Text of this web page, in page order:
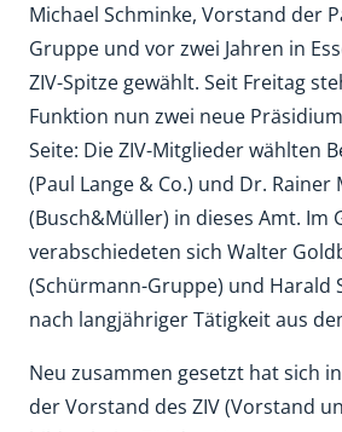
Michael Schminke, Vorstand der
Gruppe und vor zwei Jahren in
ZIV-Spitze gewählt. Seit Freitag
Funktion nun zwei neue
Seite: Die ZIV-Mitglieder wählten
(Paul Lange & Co.) und Dr. Rainer
(Busch&Müller) in dieses Amt. Im
verabschiedeten sich Walter
(Schürmann-Gruppe) und Harald
nach langjähriger Tätigkeit aus
Neu zusammen gesetzt hat sich
der Vorstand des ZIV (Vorstand